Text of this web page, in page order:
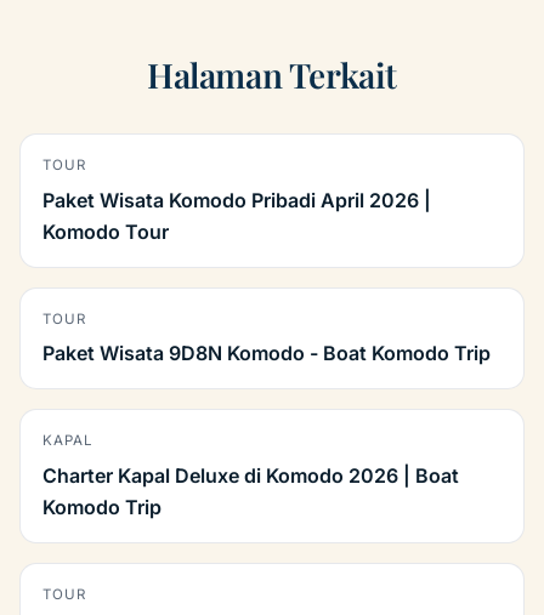
Halaman Terkait
TOUR
Paket Wisata Komodo Pribadi April 2026 |
Komodo Tour
TOUR
Paket Wisata 9D8N Komodo - Boat Komodo Trip
KAPAL
Charter Kapal Deluxe di Komodo 2026 | Boat
Komodo Trip
TOUR